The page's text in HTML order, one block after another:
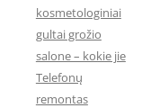
kosmetologiniai
gultai grožio
salone – kokie jie
Telefonų
remontas